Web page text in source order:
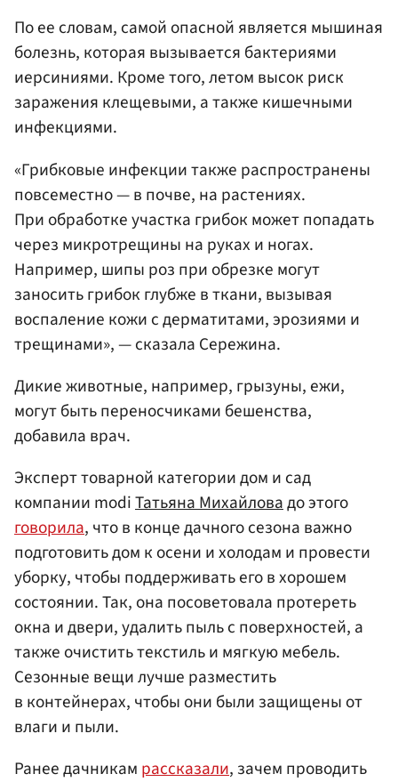
По ее словам, самой опасной является мышиная
болезнь, которая вызывается бактериями
иерсиниями. Кроме того, летом высок риск
заражения клещевыми, а также кишечными
инфекциями.
«Грибковые инфекции также распространены
повсеместно — в почве, на растениях.
При обработке участка грибок может попадать
через микротрещины на руках и ногах.
Например, шипы роз при обрезке могут
заносить грибок глубже в ткани, вызывая
воспаление кожи с дерматитами, эрозиями и
трещинами», — сказала Сережина.
Дикие животные, например, грызуны, ежи,
могут быть переносчиками бешенства,
добавила врач.
Эксперт товарной категории дом и сад
компании modiТатьяна Михайловадо этого
говорила, что в конце дачного сезона важно
подготовить дом к осени и холодам и провести
уборку, чтобы поддерживать его в хорошем
состоянии. Так, она посоветовала протереть
окна и двери, удалить пыль с поверхностей, а
также очистить текстиль и мягкую мебель.
Сезонные вещи лучше разместить
в контейнерах, чтобы они были защищены от
влаги и пыли.
Ранее дачникам рассказали, зачем проводить